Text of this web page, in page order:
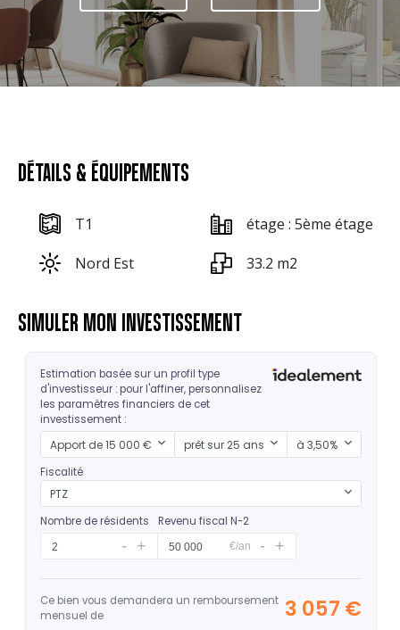
DÉTAILS & ÉQUIPEMENTS
T1
étage : 5ème étage
Nord Est
33.2 m2
SIMULER MON INVESTISSEMENT